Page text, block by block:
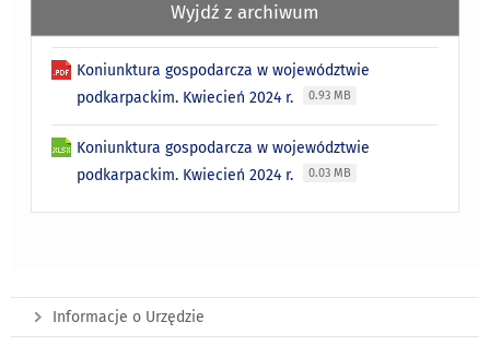
Wyjdź z archiwum
Koniunktura gospodarcza w województwie
podkarpackim. Kwiecień 2024 r.
0.93 MB
Koniunktura gospodarcza w województwie
podkarpackim. Kwiecień 2024 r.
0.03 MB
Informacje o Urzędzie